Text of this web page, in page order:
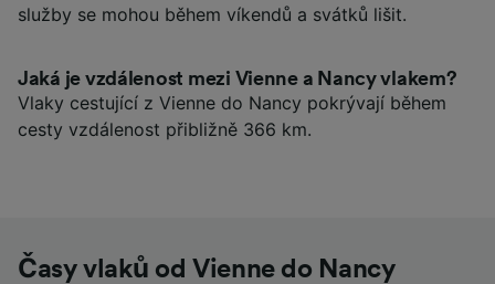
služby se mohou během víkendů a svátků lišit.
Jaká je vzdálenost mezi Vienne a Nancy vlakem?
Vlaky cestující z Vienne do Nancy pokrývají během
cesty vzdálenost přibližně 366 km.
Časy vlaků od Vienne do Nancy